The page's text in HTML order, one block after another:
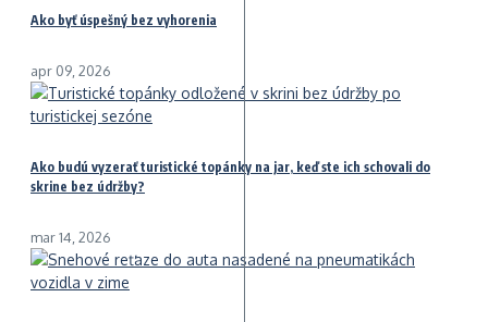
Ako byť úspešný bez vyhorenia
apr 09, 2026
Ako budú vyzerať turistické topánky na jar, keď ste ich schovali do
skrine bez údržby?
mar 14, 2026